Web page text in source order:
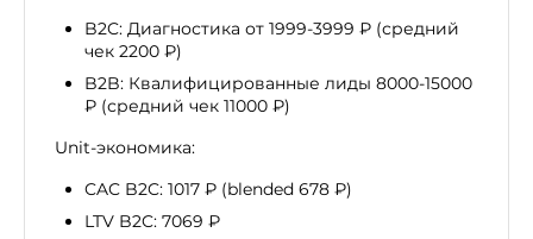
B2C: Диагностика от 1999-3999 ₽ (средний
чек 2200 ₽)
B2B: Квалифицированные лиды 8000-15000
₽ (средний чек 11000 ₽)
Unit-экономика:
CAC B2C: 1017 ₽ (blended 678 ₽)
LTV B2C: 7069 ₽